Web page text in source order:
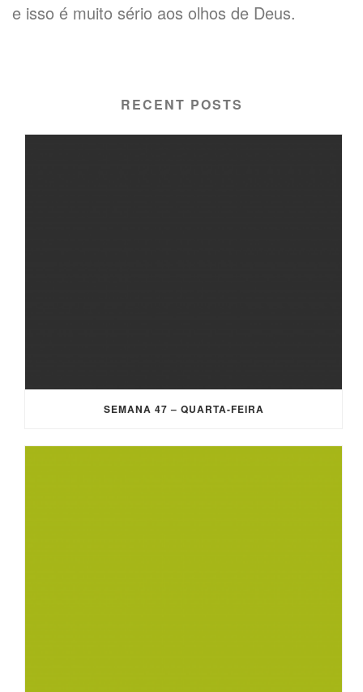
e isso é muito sério aos olhos de Deus.
RECENT POSTS
SEMANA 47 – QUARTA-FEIRA